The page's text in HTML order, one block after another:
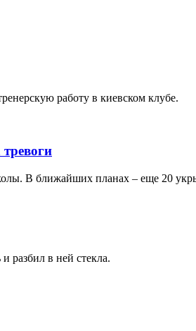
работу в киевском клубе.
В ближайших планах – еще 20
разбил в ней стекла.